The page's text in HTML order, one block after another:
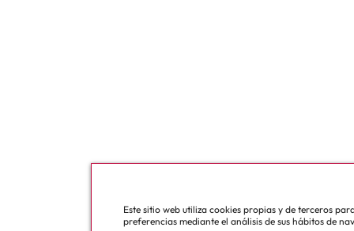
Este sitio web utiliza cookies propias y de terceros
preferencias mediante el análisis de sus hábitos de